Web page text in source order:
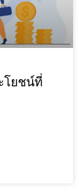
โยชน์ที่